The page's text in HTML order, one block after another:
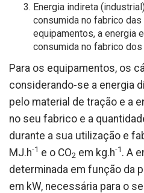
Energia indireta
consumida no fabrico
equipamentos, a energia
consumida no fabrico
Para os equipamentos, os
considerando-se a energia
pelo material de tração e a
no seu fabrico e a
durante a sua utilização e
MJ.h-1 e o CO2 em kg.h-1 . A
determinada em função da
em kW, necessária para o